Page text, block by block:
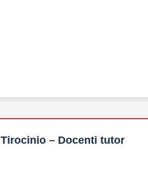
Tirocinio – Docenti tutor